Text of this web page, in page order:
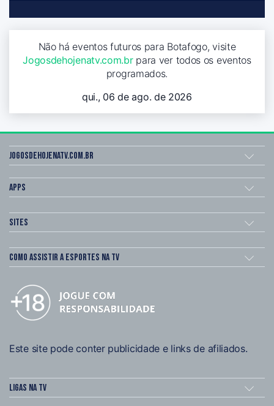
Não há eventos futuros para Botafogo, visite
Jogosdehojenatv.com.brpara ver todos os eventos
programados.
qui., 06 de ago. de 2026
Jogosdehojenatv.com.br
Apps
Sites
Como assistir a esportes na TV
Este site pode conter publicidade e links de afiliados.
Ligas na TV